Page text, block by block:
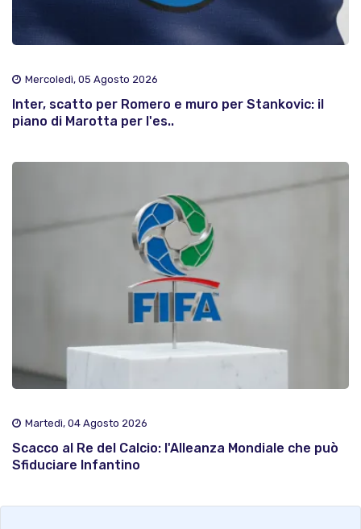
Mercoledì, 05 Agosto 2026
Inter, scatto per Romero e muro per Stankovic: il
piano di Marotta per l'es..
Martedì, 04 Agosto 2026
Scacco al Re del Calcio: l'Alleanza Mondiale che può
Sfiduciare Infantino